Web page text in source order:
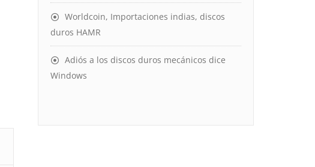
Worldcoin, Importaciones indias, discos
duros HAMR
Adiós a los discos duros mecánicos dice
Windows